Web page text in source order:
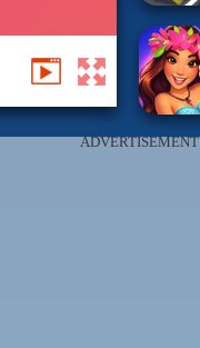
ADVERTISEMENT